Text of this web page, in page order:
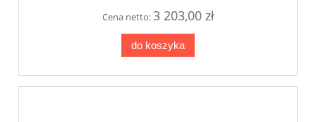
Cena netto:3 203,00 zł
do koszyka